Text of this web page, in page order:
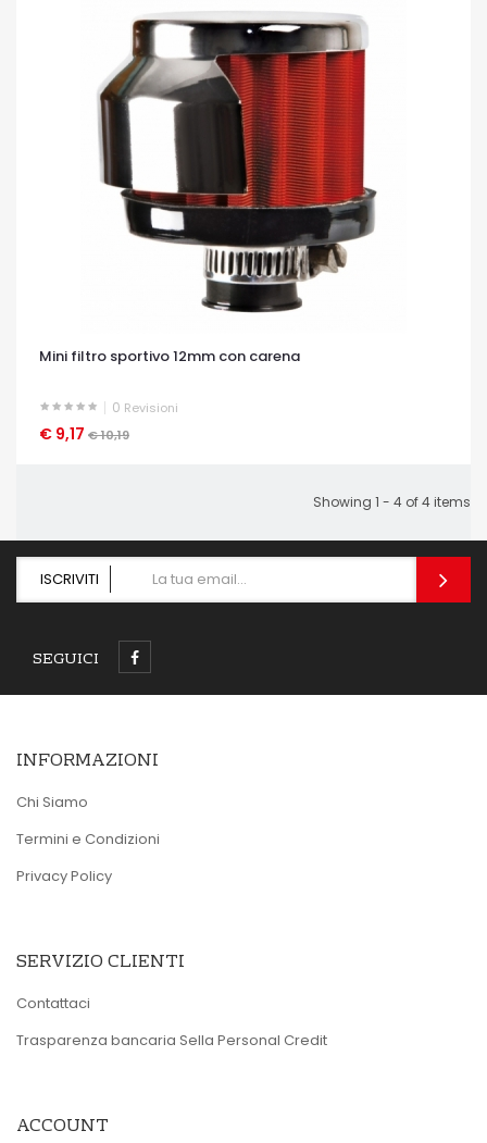
Mini filtro sportivo 12mm con carena
0 Revisioni
€ 9,17 € 10,19
OCCHIATA VELOCE
Showing 1 - 4 of 4 items
ISCRIVITI
SEGUICI
INFORMAZIONI
Chi Siamo
Termini e Condizioni
Privacy Policy
SERVIZIO CLIENTI
Contattaci
Trasparenza bancaria Sella Personal Credit
ACCOUNT